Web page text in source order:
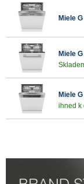
Miele
Miele
Miele
ihned k